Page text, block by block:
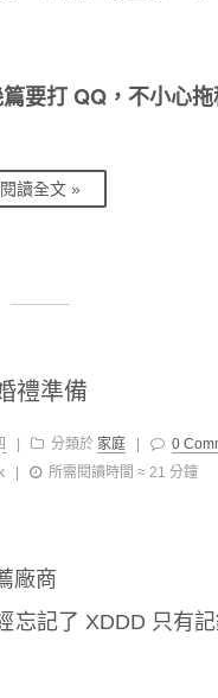
要打 QQ，不小心
閱讀全文 »
禮準備
分類於 家庭
0
所需閱讀時間 ≈ 21 分鐘
廠商
忘記了 XDDD 只有